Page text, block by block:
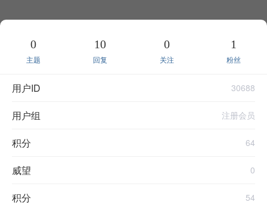
0
主题
10
回复
0
关注
1
粉丝
用户ID 30688
用户组 注册会员
积分 64
威望 0
积分 54